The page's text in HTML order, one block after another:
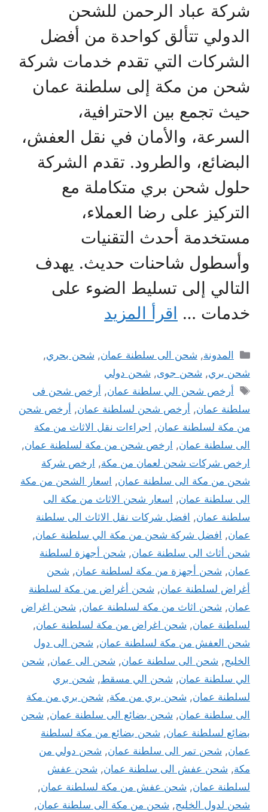
شركة عباد الرحمن للشحن
الدولي تتألق كواحدة من أفضل
الشركات التي تقدم خدمات شركة
شحن من مكة إلى سلطنة عمان
حيث تجمع بين الاحترافية،
السرعة، والأمان في نقل العفش،
البضائع، والطرود. تقدم الشركة
حلول شحن بري متكاملة مع
التركيز على رضا العملاء،
مستخدمة أحدث التقنيات
وأسطول شاحنات حديث. يهدف
التالي إلى تسليط الضوء على
خدمات … اقرأ المزيد
التصنيفات
المدونة, شحن الى سلطنة عمان, شحن بحري,
شحن بري, شحن جوى, شحن دولي
الوسوم
أرخص شحن الي سلطنة عمان, أرخص شحن فى
سلطنة عمان, أرخص شحن لسلطنة عمان, أرخص شحن
من مكة لسلطنة عمان, اجراءات نقل الاثاث من مكة
الى سلطنة عمان, ارخص شحن من مكة لسلطنة عمان,
ارخص شركات شحن لعمان من مكة, ارخص شركة
شحن من مكة الى سلطنة عمان, اسعار الشحن من مكة
الى سلطنة عمان, اسعار شحن الاثاث من مكة الى
سلطنة عمان, افضل شركات نقل الاثاث الى سلطنة
عمان, افضل شركة شحن من مكة الي سلطنة عمان,
شحن أثاث الى سلطنة عمان, شحن أجهزة لسلطنة
عمان, شحن أجهزة من مكة لسلطنة عمان, شحن
أغراض لسلطنة عمان, شحن أغراض من مكة لسلطنة
عمان, شحن اثاث من مكة لسلطنة عمان, شحن اغراض
لسلطنة عمان, شحن اغراض من مكة لسلطنة عمان,
شحن العفش من مكة لسلطنة عمان, شحن الى دول
الخليج, شحن الى سلطنة عمان, شحن الى عمان, شحن
الي سلطنة عمان, شحن الي مسقط, شحن بري
لسلطنة عمان, شحن بري من مكة, شحن بري من مكة
الى سلطنة عمان, شحن بضائع الى سلطنة عمان, شحن
بضائع لسلطنة عمان, شحن بضائع من مكة لسلطنة
عمان, شحن تمر الى سلطنة عمان, شحن دولي من
مكة, شحن عفش الى سلطنة عمان, شحن عفش
لسلطنة عمان, شحن عفش من مكة لسلطنة عمان,
شحن لدول الخليج, شحن من مكة الى سلطنة عمان,